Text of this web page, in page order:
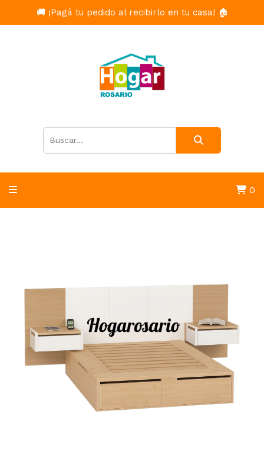
🚚 ¡Pagá tu pedido al recibirlo en tu casa! 🏠
0